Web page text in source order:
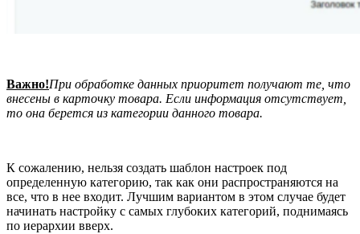
Важно!При обработке данных приоритет получают те, что
внесены в карточку товара. Если информация отсутствует,
то она берется из категории данного товара.
К сожалению, нельзя создать шаблон настроек под
определенную категорию, так как они распространяются на
все, что в нее входит. Лучшим вариантом в этом случае будет
начинать настройку с самых глубоких категорий, поднимаясь
по иерархии вверх.